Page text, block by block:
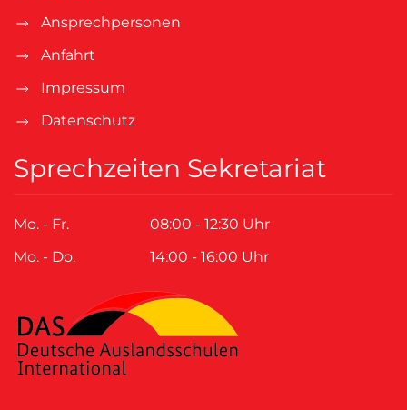
Ansprechpersonen
Anfahrt
Impressum
Datenschutz
Sprechzeiten Sekretariat
Mo. - Fr.
08:00 - 12:30 Uhr
Mo. - Do.
14:00 - 16:00 Uhr